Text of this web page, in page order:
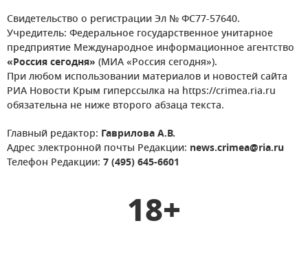
Свидетельство о регистрации Эл № ФС77-57640.
Учредитель: Федеральное государственное унитарное
предприятие Международное информационное агентство
«Россия сегодня» (МИА «Россия сегодня»).
При любом использовании материалов и новостей сайта
РИА Новости Крым гиперссылка на https://crimea.ria.ru
обязательна не ниже второго абзаца текста.
Главный редактор: Гаврилова А.В.
Адрес электронной почты Редакции: news.crimea@ria.ru
Телефон Редакции: 7 (495) 645-6601
18+